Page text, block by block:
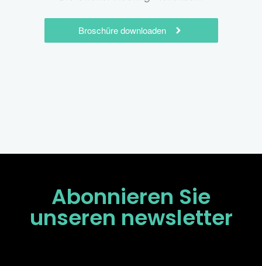
Broschüre downloaden
Abonnieren Sie
unseren newsletter